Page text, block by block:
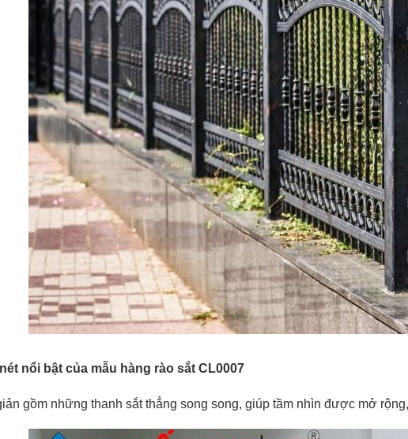
nổi bật của mẫu hàng rào sắt CL0007
gồm những thanh sắt thẳng song song, giúp tầm nhìn được mở